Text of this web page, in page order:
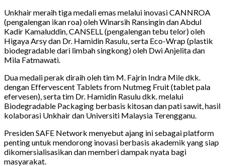
Unkhair meraih tiga medali emas melalui inovasi CANNROA
(pengalengan ikan roa) oleh Winarsih Ransingin dan Abdul
Kadir Kamaluddin, CANSELL (pengalengan tebu telor) oleh
Higaya Arsy dan Dr. Hamidin Rasulu, serta Eco-Wrap (plastik
biodegradable dari limbah singkong) oleh Dwi Anjelita dan
Mila Fatmawati.
Dua medali perak diraih oleh tim M. Fajrin Indra Mile dkk.
dengan Effervescent Tablets from Nutmeg Fruit (tablet pala
efervesen), serta tim Dr. Hamidin Rasulu dkk. melalui
Biodegradable Packaging berbasis kitosan dan pati sawit, hasil
kolaborasi Unkhair dan Universiti Malaysia Terengganu.
Presiden SAFE Network menyebut ajang ini sebagai platform
penting untuk mendorong inovasi berbasis akademik yang siap
dikomersialisasikan dan memberi dampak nyata bagi
masyarakat.